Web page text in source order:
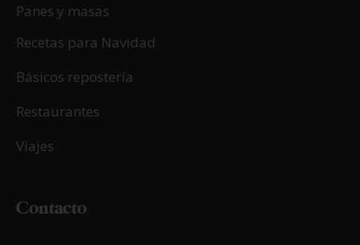
Panes y masas
Recetas para Navidad
Básicos repostería
Restaurantes
Viajes
Contacto